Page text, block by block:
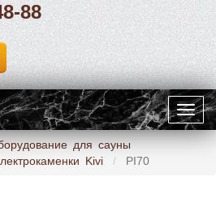
88
для сауны
Kivi PI70